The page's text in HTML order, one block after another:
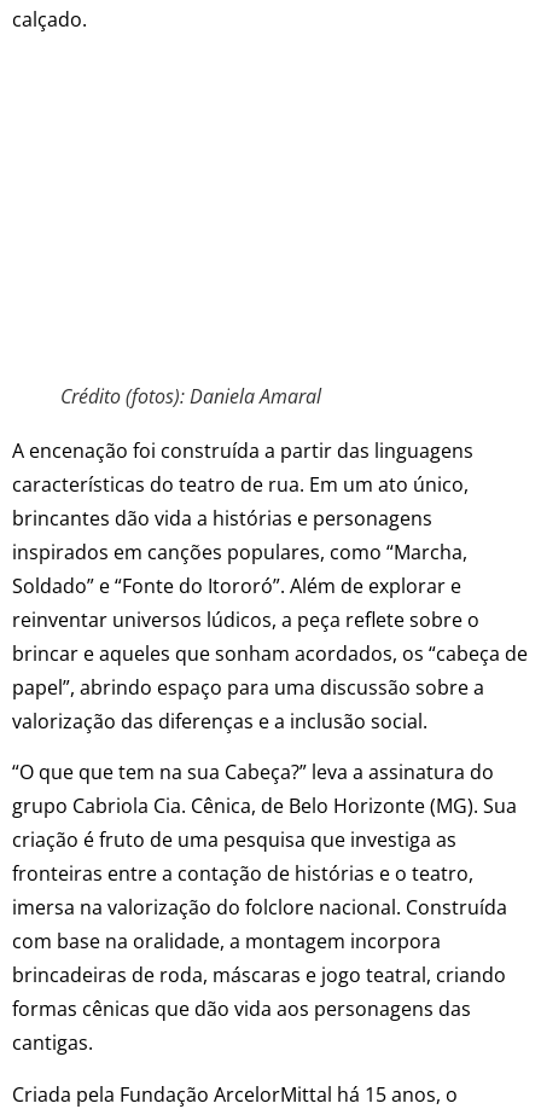
calçado.
Crédito (fotos): Daniela Amaral
A encenação foi construída a partir das linguagens
características do teatro de rua. Em um ato único,
brincantes dão vida a histórias e personagens
inspirados em canções populares, como “Marcha,
Soldado” e “Fonte do Itororó”. Além de explorar e
reinventar universos lúdicos, a peça reflete sobre o
brincar e aqueles que sonham acordados, os “cabeça de
papel”, abrindo espaço para uma discussão sobre a
valorização das diferenças e a inclusão social.
“O que que tem na sua Cabeça?” leva a assinatura do
grupo Cabriola Cia. Cênica, de Belo Horizonte (MG). Sua
criação é fruto de uma pesquisa que investiga as
fronteiras entre a contação de histórias e o teatro,
imersa na valorização do folclore nacional. Construída
com base na oralidade, a montagem incorpora
brincadeiras de roda, máscaras e jogo teatral, criando
formas cênicas que dão vida aos personagens das
cantigas.
Criada pela Fundação ArcelorMittal há 15 anos, o